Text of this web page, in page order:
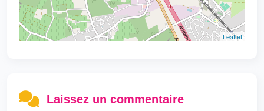
Leaflet
Laissez un commentaire